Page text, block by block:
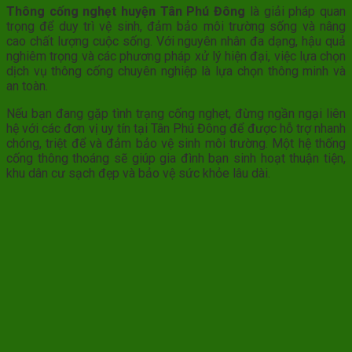
Thông cống nghẹt huyện Tân Phú Đông là giải pháp quan
trọng để duy trì vệ sinh, đảm bảo môi trường sống và nâng
cao chất lượng cuộc sống. Với nguyên nhân đa dạng, hậu quả
nghiêm trọng và các phương pháp xử lý hiện đại, việc lựa chọn
dịch vụ thông cống chuyên nghiệp là lựa chọn thông minh và
an toàn.
Nếu bạn đang gặp tình trạng cống nghẹt, đừng ngần ngại liên
hệ với các đơn vị uy tín tại Tân Phú Đông để được hỗ trợ nhanh
chóng, triệt để và đảm bảo vệ sinh môi trường. Một hệ thống
cống thông thoáng sẽ giúp gia đình bạn sinh hoạt thuận tiện,
khu dân cư sạch đẹp và bảo vệ sức khỏe lâu dài.